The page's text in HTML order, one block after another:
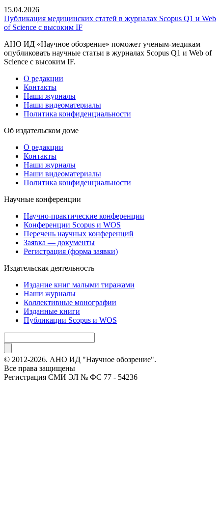
15.04.2026
Публикация медицинских статей в журналах Scopus Q1 и Web
of Science с высоким IF
АНО ИД «Научное обозрение» поможет ученым-медикам
опубликовать научные статьи в журналах Scopus Q1 и Web of
Science с высоким IF.
О редакции
Контакты
Наши журналы
Наши видеоматериалы
Политика конфиденциальности
Об издательском доме
О редакции
Контакты
Наши журналы
Наши видеоматериалы
Политика конфиденциальности
Научные конференции
Научно-практические конференции
Конференции Scopus и WOS
Перечень научных конференций
Заявка — документы
Регистрация (форма заявки)
Издательская деятельность
Издание книг малыми тиражами
Наши журналы
Коллективные монографии
Изданные книги
Публикации Scopus и WOS
© 2012-2026. АНО ИД "Научное обозрение".
Все права защищены
Регистрация СМИ ЭЛ № ФС 77 - 54236